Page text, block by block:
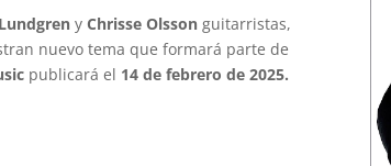
y Chrisse Olsson guitarristas,
nuevo tema que formará parte de
publicará el 14 de febrero de 2025.